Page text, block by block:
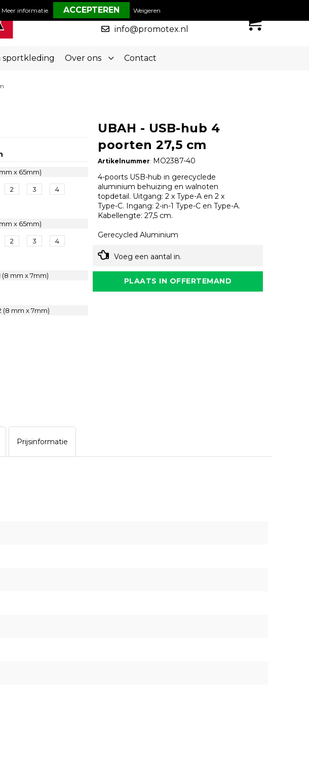
050-5773636
info@promotex.nl
sportkleding Over ons Contact
x 65mm)
2 3 4
x 65mm)
2 3 4
(8 mm x 7mm)
(8 mm x 7mm)
UBAH - USB-hub 4
poorten 27,5 cm
Artikelnummer: MO2387-40
4-poorts USB-hub in gerecyclede
aluminium behuizing en walnoten
topdetail. Uitgang: 2 x Type-A en 2 x
Type-C. Ingang: 2-in-1 Type-C en Type-A.
Kabellengte: 27,5 cm.
Gerecycled Aluminium
Voeg een aantal in.
PLAATS IN OFFERTEMAND
Prijsinformatie
Meer informatie. Weigeren